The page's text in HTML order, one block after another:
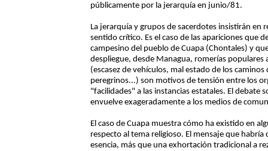
públicamente por la jerarquía en junio/81.
La jerarquía y grupos de sacerdotes insistirán en
sentido crítico. Es el caso de las apariciones que
campesino del pueblo de Cuapa (Chontales) y
despliegue, desde Managua, romerías populares
(escasez de vehículos, mal estado de los
peregrinos...) son motivos de tensión entre los
"facilidades" a las instancias estatales. El debate
envuelve exageradamente a los medios de
El caso de Cuapa muestra cómo ha existido en
respecto al tema religioso. El mensaje que
esencia, más que una exhortación tradicional a